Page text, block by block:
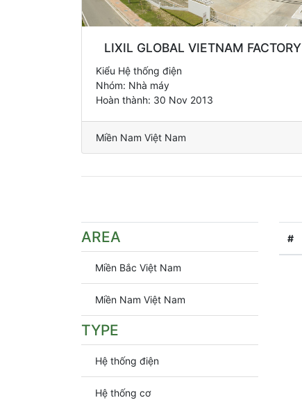
LIXIL GLOBAL VIETNAM FACTORY
Kiểu Hệ thống điện
Nhóm: Nhà máy
Hoàn thành: 30 Nov 2013
Miền Nam Việt Nam
AREA
Miền Bắc Việt Nam
Miền Nam Việt Nam
TYPE
Hệ thống điện
Hệ thống cơ
#